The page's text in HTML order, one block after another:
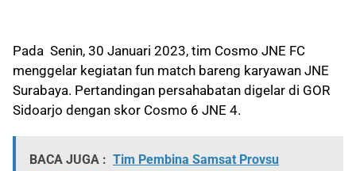
Pada Senin, 30 Januari 2023, tim Cosmo JNE FC
menggelar kegiatan fun match bareng karyawan JNE
Surabaya. Pertandingan persahabatan digelar di GOR
Sidoarjo dengan skor Cosmo 6 JNE 4.
BACA JUGA : Tim Pembina Samsat Provsu